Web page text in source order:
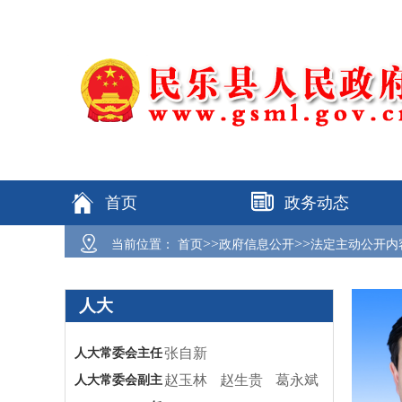
首页 政务动态
当前位置： 首页 >>政府信息公开>>法定主动公开内
人大
人大常委会主任张自新
人大常委会副主 赵玉林 赵生贵 葛永斌